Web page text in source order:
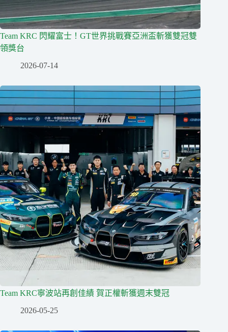
Team KRC 閃耀富士！GT世界挑戰賽亞洲盃斬獲雙冠雙
領獎台
2026-07-14
Team KRC寧波站再創佳績 賀正權斬獲週末雙冠
2026-05-25